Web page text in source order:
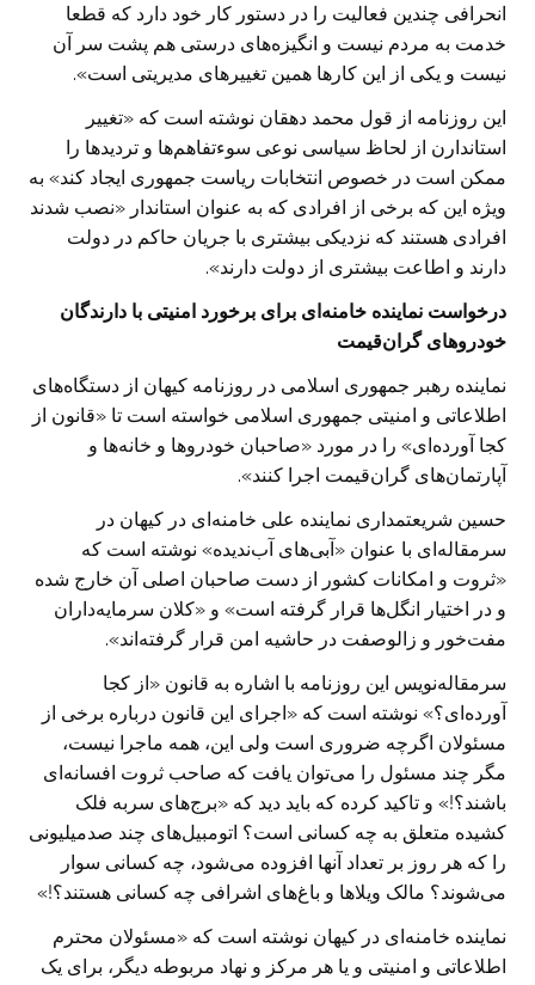
انحرافی چندین فعالیت را در دستور کار خود دارد که قطعا
خدمت به مردم نیست و انگیزه‌های درستی هم پشت سر آن
نیست و یکی از این کار‌ها همین تغییرهای مدیریتی است».
این روزنامه از قول محمد دهقان نوشته است که «تغییر
استاندارن از لحاظ سیاسی نوعی سوء‌تفاهم‌ها و تردید‌ها را
ممکن است در خصوص انتخابات ریاست جمهوری ایجاد کند» به
ویژه این که برخی از افرادی که به عنوان استاندار «نصب شدند
افرادی هستند که نزدیکی بیشتری با جریان حاکم در دولت
دارند و اطاعت بیشتری از دولت دارند».
درخواست نماینده خامنه‌ای برای برخورد امنیتی با دارندگان
خودرو‌های گران‌قیمت
نماینده رهبر جمهوری اسلامی در روزنامه کیهان از دستگاه‌های
اطلاعاتی و امنیتی جمهوری اسلامی خواسته است تا «قانون از
کجا آورده‌ای» را در مورد «صاحبان خودرو‌ها و خانه‌ها و
آپارتمان‌های گران‌قیمت اجرا کنند».
حسین شریعتمداری نماینده علی خامنه‌ای در کیهان در
سرمقاله‌ای با عنوان «آبی‌های آب‌ندیده» نوشته است که
«ثروت و امکانات کشور از دست صاحبان اصلی آن خارج شده
و در اختیار انگل‌ها قرار گرفته است» و «کلان سرمایه‌داران
مفت‌خور و زالوصفت در حاشیه امن قرار گرفته‌اند».
سرمقاله‌نویس این روزنامه با اشاره به قانون «از کجا
آورده‌ای؟» نوشته است که «اجرای این قانون درباره برخی از
مسئولان اگرچه ضروری است ولی این، همه ماجرا نیست،
مگر چند مسئول را می‌توان یافت که صاحب ثروت افسانه‌ای
باشند؟!» و تاکید کرده که باید دید که «برج‌های سربه فلک
کشیده متعلق به چه کسانی است؟ اتومبیل‌های چند صدمیلیونی
را که هر روز بر تعداد آنها افزوده می‌شود، چه کسانی سوار
می‌شوند؟ مالک ویلا‌ها و باغ‌های اشرافی چه کسانی هستند؟!»‌
نماینده خامنه‌ای در کیهان نوشته است که «مسئولان محترم
اطلاعاتی و امنیتی و یا هر مرکز و نهاد مربوطه دیگر، برای یک